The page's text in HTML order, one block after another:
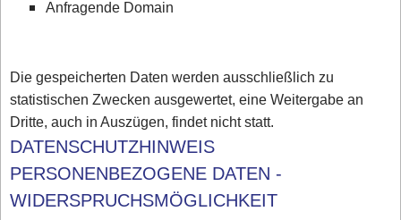
Anfragende Domain
Die gespeicherten Daten werden ausschließlich zu
statistischen Zwecken ausgewertet, eine Weitergabe an
Dritte, auch in Auszügen, findet nicht statt.
DATENSCHUTZHINWEIS
PERSONENBEZOGENE DATEN -
WIDERSPRUCHSMÖGLICHKEIT